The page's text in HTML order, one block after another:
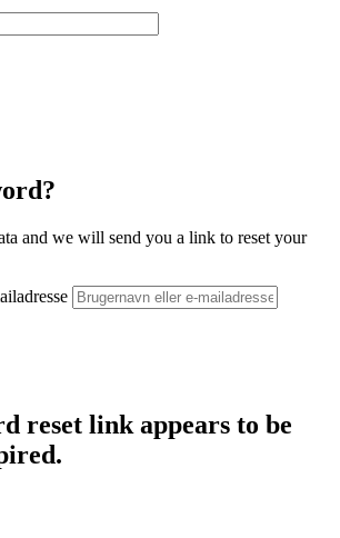
and we will send you a link to reset your
reset link appears to be